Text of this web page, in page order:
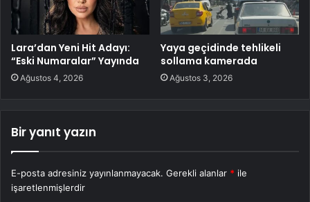
Lara’dan Yeni Hit Adayı:
“Eski Numaralar” Yayında
Ağustos 4, 2026
Yaya geçidinde tehlikeli
sollama kamerada
Ağustos 3, 2026
Bir yanıt yazın
E-posta adresiniz yayınlanmayacak. Gerekli alanlar * ile
işaretlenmişlerdir